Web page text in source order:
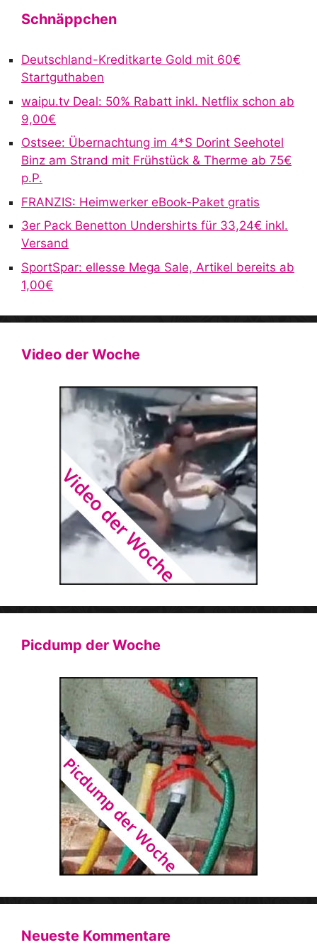
Schnäppchen
Deutschland-Kreditkarte Gold mit 60€
Startguthaben
waipu.tv Deal: 50% Rabatt inkl. Netflix schon ab
9,00€
Ostsee: Übernachtung im 4*S Dorint Seehotel
Binz am Strand mit Frühstück & Therme ab 75€
p.P.
FRANZIS: Heimwerker eBook-Paket gratis
3er Pack Benetton Undershirts für 33,24€ inkl.
Versand
SportSpar: ellesse Mega Sale, Artikel bereits ab
1,00€
Video der Woche
Picdump der Woche
Neueste Kommentare